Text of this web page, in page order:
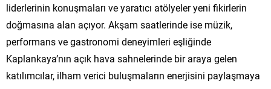
liderlerinin konuşmaları ve yaratıcı atölyeler yeni fikirlerin
doğmasına alan açıyor. Akşam saatlerinde ise müzik,
performans ve gastronomi deneyimleri eşliğinde
Kaplankaya’nın açık hava sahnelerinde bir araya gelen
katılımcılar, ilham verici buluşmaların enerjisini paylaşmaya